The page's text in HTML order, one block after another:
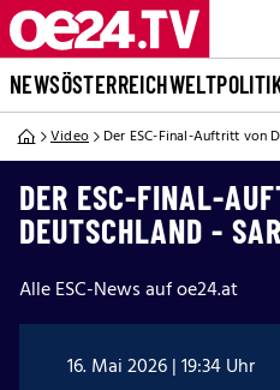
NEWSÖSTERREICHWELT
Video Der ESC-Final-Auftritt von
DER ESC-FINAL-
DEUTSCHLAND -
Alle ESC-News auf oe24.at
16. Mai 2026 | 19:34 Uhr